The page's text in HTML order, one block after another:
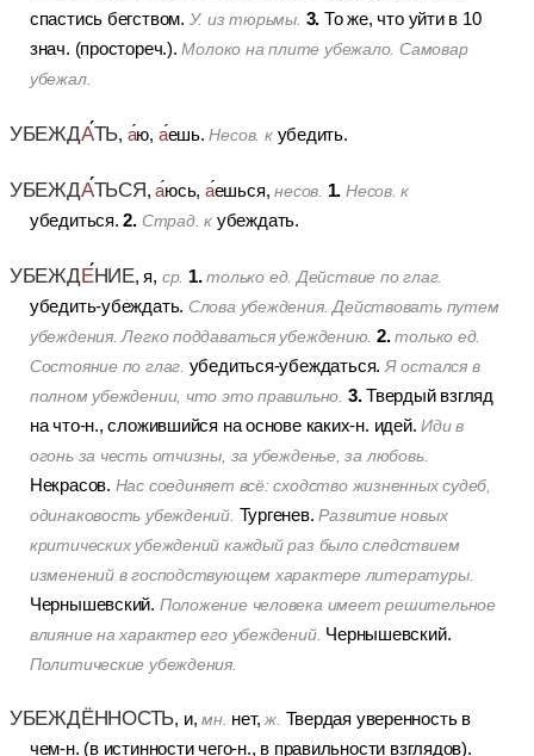
спастись бегством. У. из тюрьмы. 3. То же, что уйти в 10
знач. (простореч.). Молоко на плите убежало. Самовар
убежал.
УБЕЖДАТЬ, аю, аешь.Несов. кубедить.
УБЕЖДАТЬСЯ,аюсь, аешься,несов. 1. Несов. к
убедиться. 2. Страд. к убеждать.
УБЕЖДЕНИЕ, я, ср. 1. только ед. Действие по глаг.
убедить-убеждать. Слова убеждения. Действовать путем
убеждения. Легко поддаваться убеждению. 2. только ед.
Состояние по глаг. убедиться-убеждаться. Я остался в
полном убеждении, что это правильно. 3. Твердый взгляд
на что-н., сложившийся на основе каких-н. идей. Иди в
огонь за честь отчизны, за убежденье, за любовь.
Некрасов. Нас соединяет всё: сходство жизненных судеб,
одинаковость убеждений. Тургенев.Развитие новых
критических убеждений каждый раз было следствием
изменений в господствующем характере литературы.
Чернышевский. Положение человека имеет решительное
влияние на характер его убеждений. Чернышевский.
Политические убеждения.
УБЕЖДЁННОСТЬ, и,мн. нет,ж. Твердая уверенность в
чем-н. (в истинности чего-н., в правильности взглядов).